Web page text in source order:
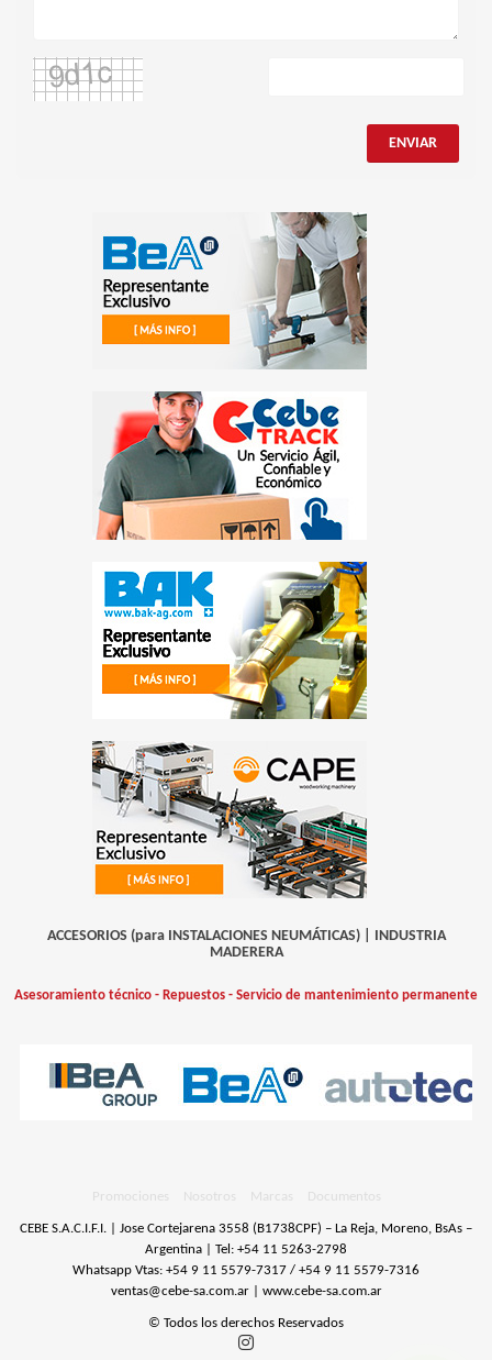
ENVIAR
ACCESORIOS (para INSTALACIONES NEUMÁTICAS)| INDUSTRIA
MADERERA
Asesoramiento técnico - Repuestos - Servicio de mantenimiento permanente
Promociones Nosotros Marcas Documentos
CEBE S.A.C.I.F.I. | Jose Cortejarena 3558 (B1738CPF) – La Reja, Moreno, BsAs –
Argentina | Tel: +54 11 5263-2798
Whatsapp Vtas: +54 9 11 5579-7317 / +54 9 11 5579-7316
ventas@cebe-sa.com.ar| www.cebe-sa.com.ar
© Todos los derechos Reservados